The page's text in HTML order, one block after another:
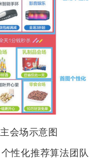
会场示意图
性化推荐算法团队